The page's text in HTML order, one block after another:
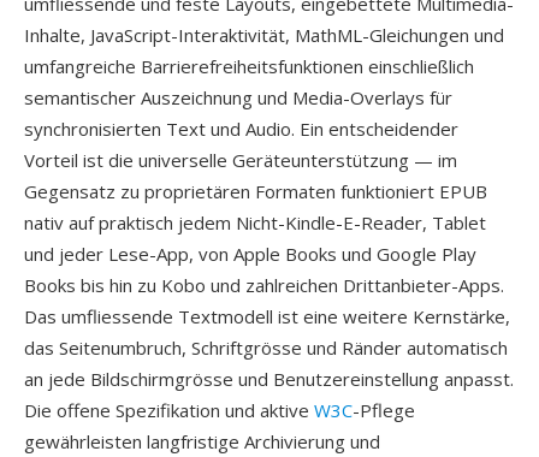
Inhalte, JavaScript-Interaktivität, MathML-Gleichungen und
umfangreiche Barrierefreiheitsfunktionen einschließlich
semantischer Auszeichnung und Media-Overlays für
synchronisierten Text und Audio. Ein entscheidender
Vorteil ist die universelle Geräteunterstützung — im
Gegensatz zu proprietären Formaten funktioniert EPUB
nativ auf praktisch jedem Nicht-Kindle-E-Reader, Tablet
und jeder Lese-App, von Apple Books und Google Play
Books bis hin zu Kobo und zahlreichen Drittanbieter-Apps.
Das umfliessende Textmodell ist eine weitere Kernstärke,
das Seitenumbruch, Schriftgrösse und Ränder automatisch
an jede Bildschirmgrösse und Benutzereinstellung anpasst.
Die offene Spezifikation und aktive W3C-Pflege
gewährleisten langfristige Archivierung und